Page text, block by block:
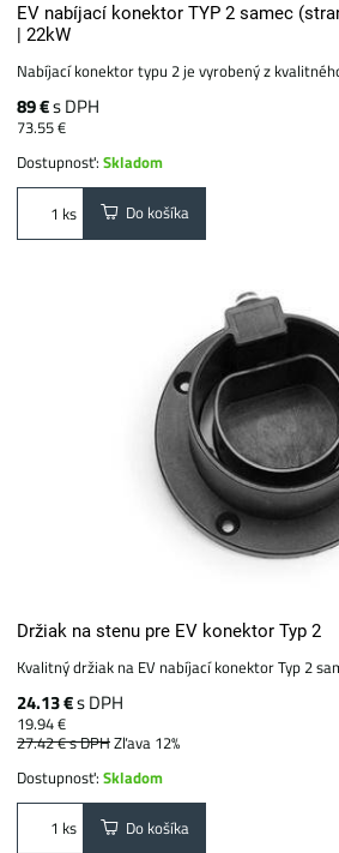
EV nabíjací konektor TYP 2 samec
| 22kW
Nabíjací konektor typu 2 je vyrobený z
89 €s DPH
73.55 €
Dostupnosť:Skladom
ks Do košíka
Držiak na stenu pre EV konektor Typ 2
Kvalitný držiak na EV nabíjací konektor Typ 2
24.13 €s DPH
19.94 €
27.42 €s DPHZľava 12%
Dostupnosť:Skladom
ks Do košíka